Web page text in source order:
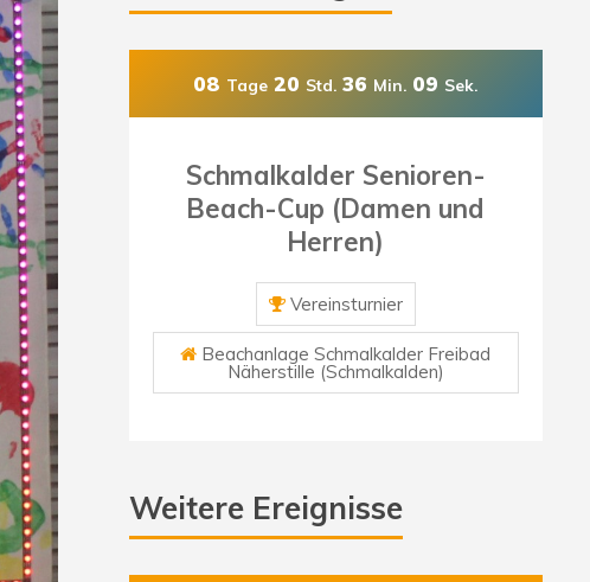
08 Tage 20 Std. 36 Min. 07 Sek.
Schmalkalder Senioren-
Beach-Cup (Damen und
Herren)
Vereinsturnier
Beachanlage Schmalkalder Freibad
Näherstille (Schmalkalden)
Weitere Ereignisse